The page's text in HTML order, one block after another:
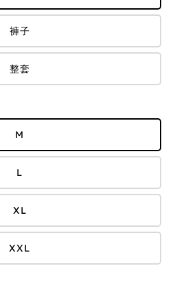
褲子
整套
M
L
XL
XXL